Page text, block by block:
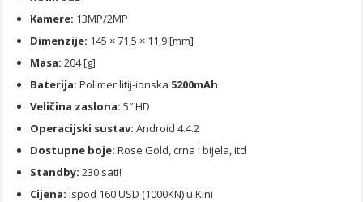
Kamere: 13MP/2MP
Dimenzije: 145 × 71,5 × 11,9 [mm]
Masa: 204 [g]
Baterija: Polimer litij-ionska 5200mAh
Veličina zaslona: 5″ HD
Operacijski sustav: Android 4.4.2
Dostupne boje: Rose Gold, crna i bijela, itd
Standby: 230 sati!
Cijena: ispod 160 USD (1000KN) u Kini